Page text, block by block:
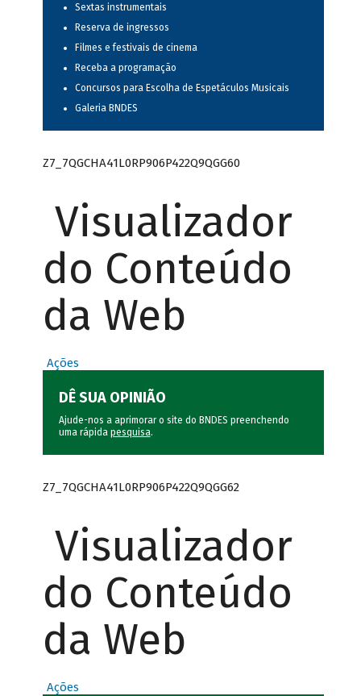
Sextas instrumentais
Reserva de ingressos
Filmes e festivais de cinema
Receba a programação
Concursos para Escolha de Espetáculos Musicais
Galeria BNDES
Z7_7QGCHA41L0RP906P422Q9QGG60
Visualizador
do Conteúdo
da Web
Ações
DÊ SUA OPINIÃO
Ajude-nos a aprimorar o site do BNDES preenchendo
uma rápida pesquisa.
Z7_7QGCHA41L0RP906P422Q9QGG62
Visualizador
do Conteúdo
da Web
Ações